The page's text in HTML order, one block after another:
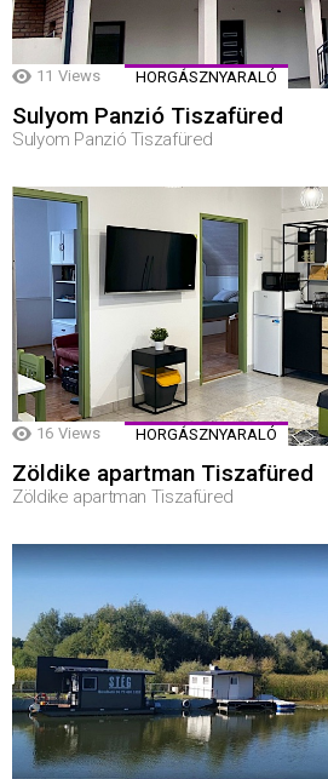
11 Views HORGÁSZNYARALÓ
Sulyom Panzió Tiszafüred
Sulyom Panzió Tiszafüred
16 Views HORGÁSZNYARALÓ
Zöldike apartman Tiszafüred
Zöldike apartman Tiszafüred